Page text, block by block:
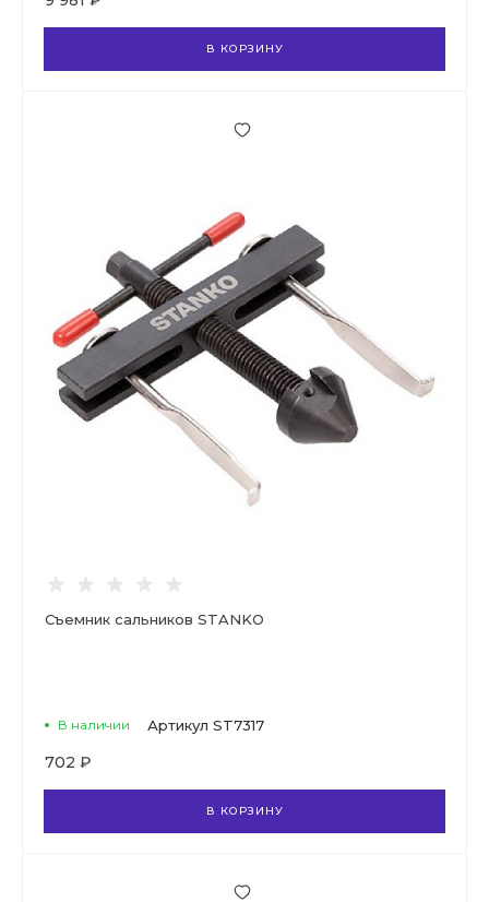
В КОРЗИНУ
Съемник сальников STANKO
В наличии Артикул ST7317
702 ₽
В КОРЗИНУ